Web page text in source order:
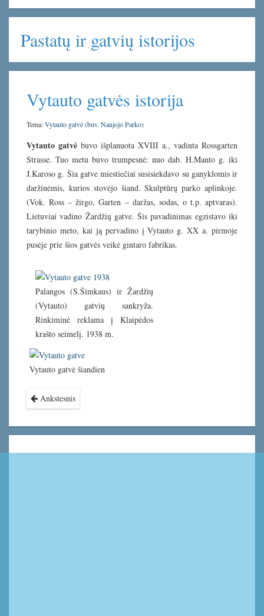
Pastatų ir gatvių istorijos
Vytauto gatvės istorija
Tema:Vytauto gatvė (buv. Naujojo Parko)
Vytauto gatvė buvo išplanuota XVIII a., vadinta Rossgarten
Strasse. Tuo metu buvo trumpesnė: nuo dab. H.Manto g. iki
J.Karoso g. Šia gatve miestiečiai susisiekdavo su ganyklomis ir
daržinėmis, kurios stovėjo šiand. Skulptūrų parko aplinkoje.
(Vok. Ross – žirgo, Garten – daržas, sodas, o t.p. aptvaras).
Lietuviai vadino Žardžių gatve. Šis pavadinimas egzistavo iki
tarybinio meto, kai ją pervadino į Vytauto g. XX a. pirmoje
pusėje prie šios gatvės veikė gintaro fabrikas.
Palangos (S.Šimkaus) ir Žardžių
(Vytauto) gatvių sankryža.
Rinkiminė reklama į Klaipėdos
krašto seimelį. 1938 m.
Vytauto gatvė šiandien
Ankstesnis